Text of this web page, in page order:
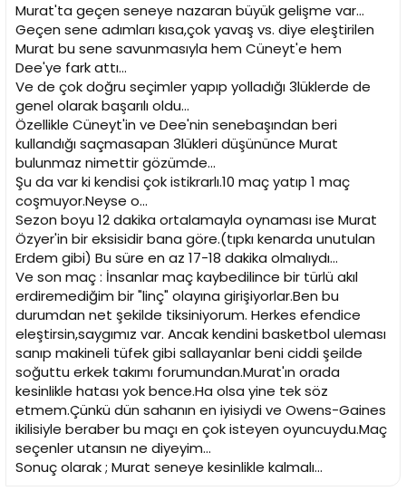
Murat'ta geçen seneye nazaran büyük gelişme var...
Geçen sene adımları kısa,çok yavaş vs. diye eleştirilen
Murat bu sene savunmasıyla hem Cüneyt'e hem
Dee'ye fark attı...
Ve de çok doğru seçimler yapıp yolladığı 3lüklerde de
genel olarak başarılı oldu...
Özellikle Cüneyt'in ve Dee'nin senebaşından beri
kullandığı saçmasapan 3lükleri düşününce Murat
bulunmaz nimettir gözümde...
Şu da var ki kendisi çok istikrarlı.10 maç yatıp 1 maç
coşmuyor.Neyse o...
Sezon boyu 12 dakika ortalamayla oynaması ise Murat
Özyer'in bir eksisidir bana göre.(tıpkı kenarda unutulan
Erdem gibi) Bu süre en az 17-18 dakika olmalıydı...
Ve son maç : İnsanlar maç kaybedilince bir türlü akıl
erdiremediğim bir "linç" olayına girişiyorlar.Ben bu
durumdan net şekilde tiksiniyorum. Herkes efendice
eleştirsin,saygımız var. Ancak kendini basketbol uleması
sanıp makineli tüfek gibi sallayanlar beni ciddi şeilde
soğuttu erkek takımı forumundan.Murat'ın orada
kesinlikle hatası yok bence.Ha olsa yine tek söz
etmem.Çünkü dün sahanın en iyisiydi ve Owens-Gaines
ikilisiyle beraber bu maçı en çok isteyen oyuncuydu.Maç
seçenler utansın ne diyeyim...
Sonuç olarak ; Murat seneye kesinlikle kalmalı...